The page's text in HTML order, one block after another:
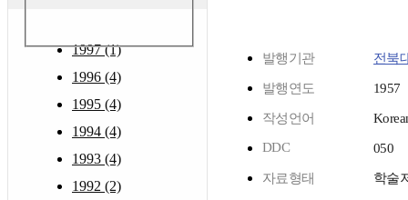
1997 (1)
1996 (4)
1995 (4)
1994 (4)
1993 (4)
1992 (2)
발행기관 전북
발행연도 1957
작성언어
DDC
050
자료형태 학술